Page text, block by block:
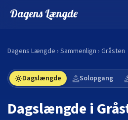
Dagens Længde
Dagens Længde › Sammenlign › Gråsten
Dagslængde Solopgang
Dagslængde i